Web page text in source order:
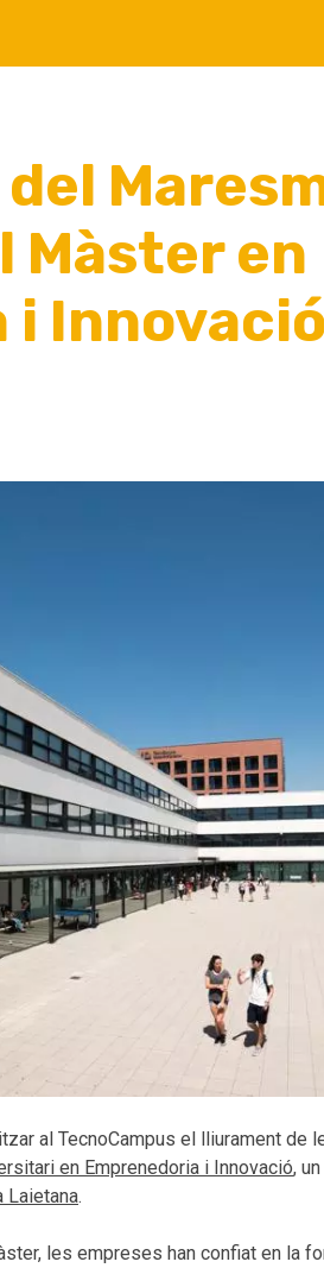
Màster en
al TecnoCampus el lliurament
en Emprenedoria i Innovació,
Laietana.
les empreses han confiat en la